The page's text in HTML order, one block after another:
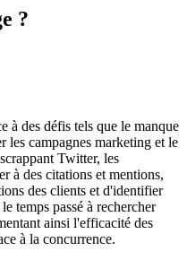
?
à des défis tels que le manque
les campagnes marketing et le
Twitter, les
à des citations et mentions,
des clients et d'identifier
temps passé à rechercher
ainsi l'efficacité des
à la concurrence.